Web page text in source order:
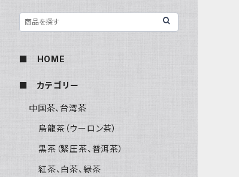
■ HOME
■ カテゴリー
中国茶、台湾茶
烏龍茶（ウーロン茶）
黒茶（緊圧茶、普洱茶）
紅茶、白茶、緑茶